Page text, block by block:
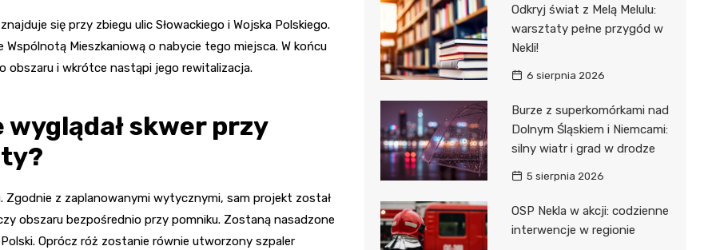
się przy zbiegu ulic Słowackiego i Wojska Polskiego.
Mieszkaniową o nabycie tego miejsca. W końcu
obszaru i wkrótce nastąpi jego rewitalizacja.
skwer przy
z zaplanowanymi wytycznymi, sam projekt został
obszaru bezpośrednio przy pomniku. Zostaną nasadzone
Oprócz róż zostanie równie utworzony szpaler
Odkryj świat z Melą Melulu:
warsztaty pełne przygód w
Nekli!
6 sierpnia 2026
Burze z superkomórkami nad
Dolnym Śląskiem i Niemcami:
silny wiatr i grad w drodze
5 sierpnia 2026
OSP Nekla w akcji: codzienne
interwencje w regionie